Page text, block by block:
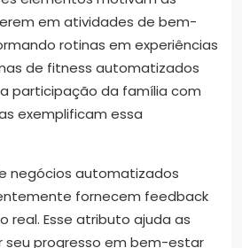
em atividades de bem-
rotinas em experiências
de fitness automatizados
participação da família com
exemplificam essa
negócios automatizados
fornecem feedback
real. Esse atributo ajuda as
seu progresso em bem-estar